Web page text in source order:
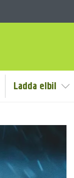
Göm undermeny
Ladda elbil